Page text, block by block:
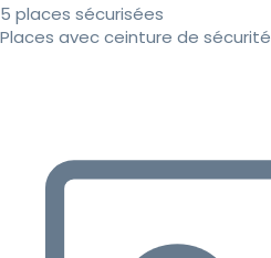
5 places sécurisées
Places avec ceinture de sécurité